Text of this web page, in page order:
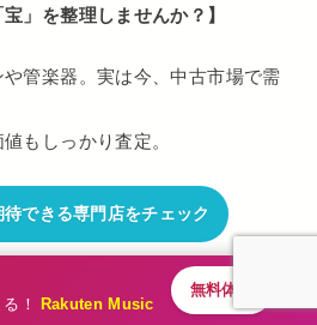
！ Rakuten Music
無料体験
」を整理しませんか？】
管楽器。実は今、中古市場で需
もしっかり査定。
できる専門店をチェック
評判